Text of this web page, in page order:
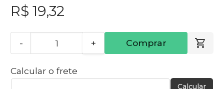
R$ 19,32
- + Comprar
Calcular o frete
Calcular